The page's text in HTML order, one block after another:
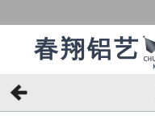
春翔铝艺